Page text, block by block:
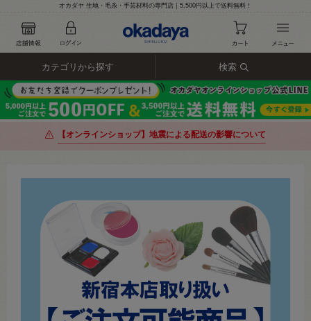
オカダヤ 生地・毛糸・手芸材料の専門店｜5,500円以上で送料無料！
カテゴリから探す 検索
【オンラインショップ】地震による配送の影響について